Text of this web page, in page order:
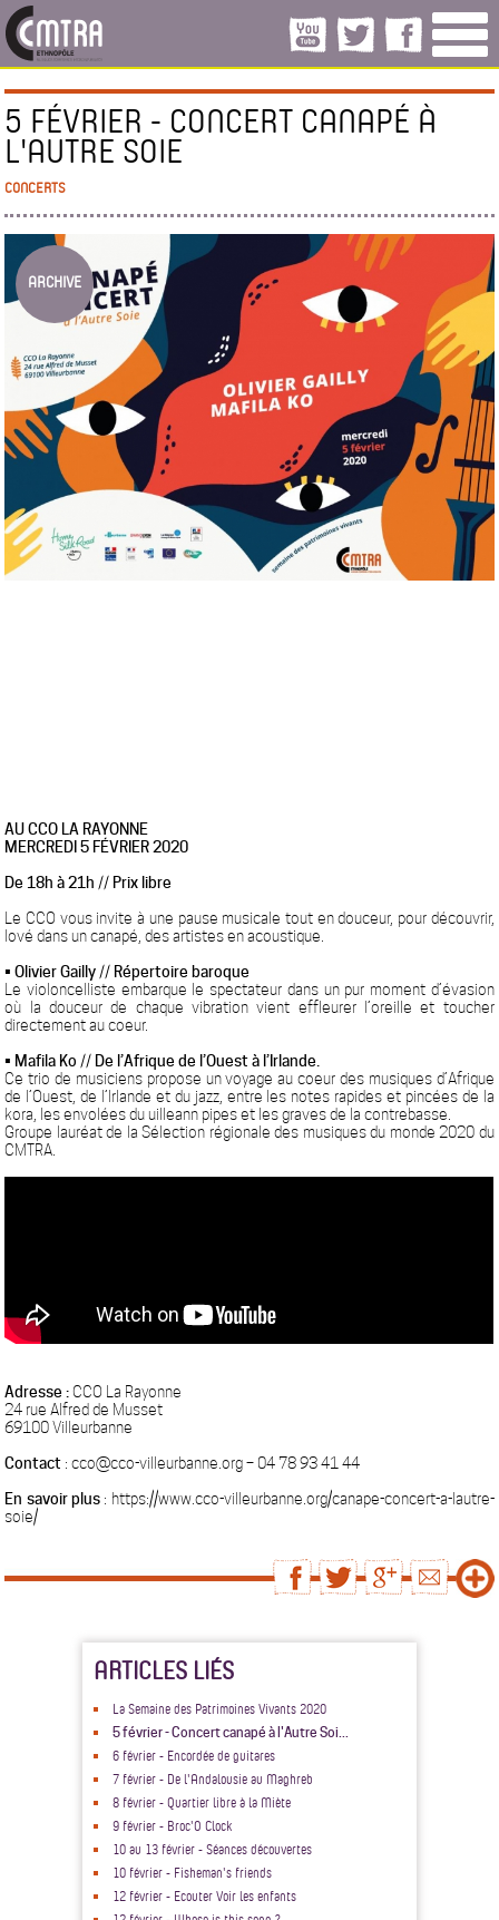
5 FÉVRIER - CONCERT CANAPÉ À
L'AUTRE SOIE
CONCERTS
ARCHIVE
AU CCO LA RAYONNE
MERCREDI 5 FÉVRIER 2020
De 18h à 21h // Prix libre
Le CCO vous invite à une pause musicale tout en douceur, pour découvrir,
lové dans un canapé, des artistes en acoustique.
• Olivier Gailly // Répertoire baroque
Le violoncelliste embarque le spectateur dans un pur moment d’évasion
où la douceur de chaque vibration vient effleurer l’oreille et toucher
directement au coeur.
• Mafila Ko // De l’Afrique de l’Ouest à l’Irlande.
Ce trio de musiciens propose un voyage au coeur des musiques d’Afrique
de l’Ouest, de l’Irlande et du jazz, entre les notes rapides et pincées de la
kora, les envolées du uilleann pipes et les graves de la contrebasse.
Groupe lauréat de la Sélection régionale des musiques du monde 2020 du
CMTRA.
Adresse :CCO La Rayonne
24 rue Alfred de Musset
69100 Villeurbanne
Contact : cco@cco-villeurbanne.org – 04 78 93 41 44
En savoir plus : https://www.cco-villeurbanne.org/canape-concert-a-lautre-
soie/
ARTICLES LIÉS
La Semaine des Patrimoines Vivants 2020
5 février - Concert canapé à l'Autre Soi...
6 février - Encordée de guitares
7 février - De l'Andalousie au Maghreb
8 février - Quartier libre à la Miète
9 février - Broc'O Clock
10 au 13 février - Séances découvertes
10 février - Fisheman's friends
12 février - Ecouter Voir les enfants